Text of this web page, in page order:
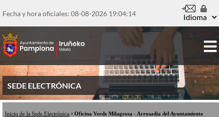
al
principal
Fecha y hora oficiales: 08-08-2026 19:04:14 Idioma
SEDE ELECTRÓNICA
Inicio de la Sede Electrónica
Oficina Verde Milagrosa - Arrosadia del Ayuntamiento